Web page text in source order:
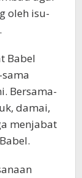
oleh isu-
Babel
Bersama-
damai,
menjabat